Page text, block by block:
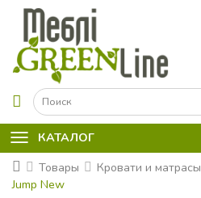
☰
КАТАЛОГ
Товары
Кровати и матрасы
Jump New